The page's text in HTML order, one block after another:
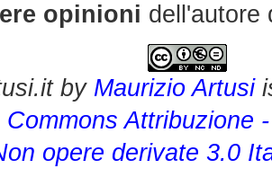
opinioni dell'autore
by Maurizio Artusi
Attribuzione
opere derivate 3.0